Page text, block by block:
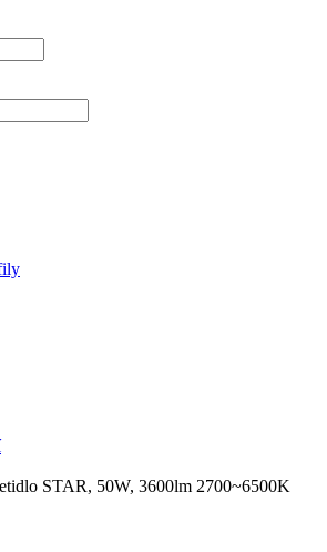
STAR, 50W, 3600lm 2700~6500K